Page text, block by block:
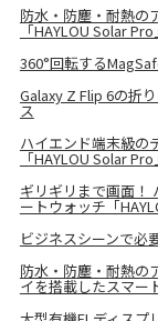
防水・防塵・耐熱の
「HAYLOU Solar Pro
360°回転する
Galaxy Z Flip 6の折
ス
ハイエンド端末級の
「HAYLOU Solar Pro
ギリギリまで画面！
ートウォッチ「
ビジネスシーンで必
防水・防塵・耐熱の
イを搭載したスマー